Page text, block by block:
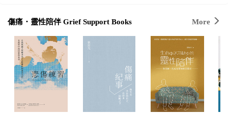
其他
禮品專區
得獎作品推介
暢銷榜
傷痛・靈性陪伴 Grief Support Books More